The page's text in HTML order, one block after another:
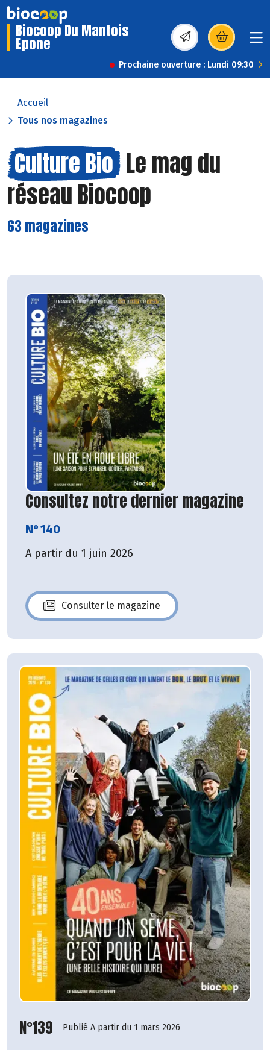
Biocoop Du Mantois
Epone (s’ouvre dans une
Prochaine ouverture : Lundi 09:30
Accueil
Tous nos magazines
Culture Bio Le mag du
réseau Biocoop
63 magazines
Consultez notre dernier magazine
N°140
A partir du 1 juin 2026
Consulter le magazine
N°140
N°139 Publié A partir du 1 mars 2026